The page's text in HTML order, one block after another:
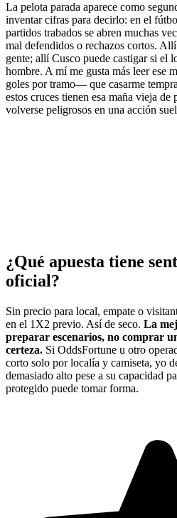
La pelota parada aparece como
inventar cifras para decirlo: en el
partidos trabados se abren muchas
mal defendidos o rechazos cortos.
gente; allí Cusco puede castigar si el
hombre. A mí me gusta más leer ese
goles por tramo— que casarme
estos cruces tienen esa maña vieja
volverse peligrosos en una acción
¿Qué apuesta tiene
oficial?
Sin precio para local, empate o
en el 1X2 previo. Así de seco. La
preparar escenarios, no comprar
certeza. Si OddsFortune u otro
corto solo por localía y camiseta, yo
demasiado alto pese a su capacidad
protegido puede tomar forma.